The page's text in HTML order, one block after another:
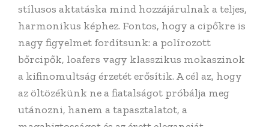
stílusos aktatáska mind hozzájárulnak a teljes,
harmonikus képhez. Fontos, hogy a cipőkre is
nagy figyelmet fordítsunk: a polírozott
bőrcipők, loafers vagy klasszikus mokaszinok
a kifinomultság érzetét erősítik. A cél az, hogy
az öltözékünk ne a fiatalságot próbálja meg
utánozni, hanem a tapasztalatot, a